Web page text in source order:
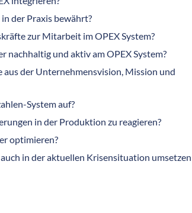
der Praxis bewährt?
zur Mitarbeit im OPEX System?
und aktiv am OPEX System?
aus der Unternehmensvision, Mission und
System auf?
in der Produktion zu reagieren?
optimieren?
in der aktuellen Krisensituation umsetzen